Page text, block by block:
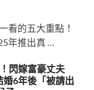
看的五大重點！
年推出真 …
閃嫁富豪丈夫
6年後「被請出